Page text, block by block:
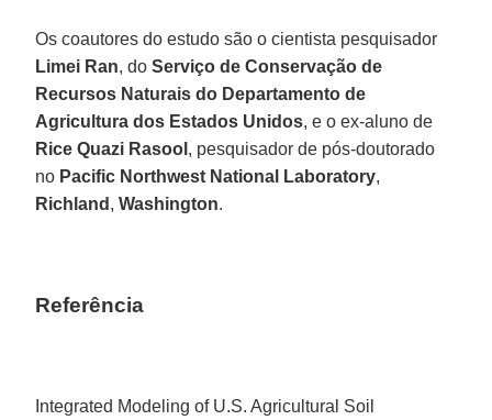
Os coautores do estudo são o cientista pesquisador
Limei Ran, doServiço de Conservação de
Recursos Naturais do Departamento de
Agricultura dos Estados Unidos, e o ex-aluno de
Rice Quazi Rasool , pesquisador de pós-doutorado
no Pacific Northwest National Laboratory,
Richland ,Washington.
Referência
Integrated Modeling of U.S. Agricultural Soil